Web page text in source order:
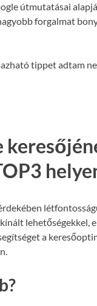
útmutatásai
forgalmat
tippet adtam
lehetőségekkel,
a